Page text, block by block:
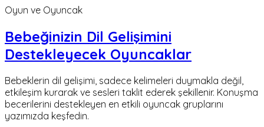
Oyun ve Oyuncak
Bebeğinizin Dil Gelişimini
Destekleyecek Oyuncaklar
Bebeklerin dil gelişimi, sadece kelimeleri duymakla değil,
etkileşim kurarak ve sesleri taklit ederek şekillenir. Konuşma
becerilerini destekleyen en etkili oyuncak gruplarını
yazımızda keşfedin.